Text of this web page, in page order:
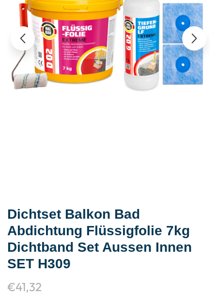
Dichtset Balkon Bad
Abdichtung Flüssigfolie 7kg
Dichtband Set Aussen Innen
SET H309
€41,32